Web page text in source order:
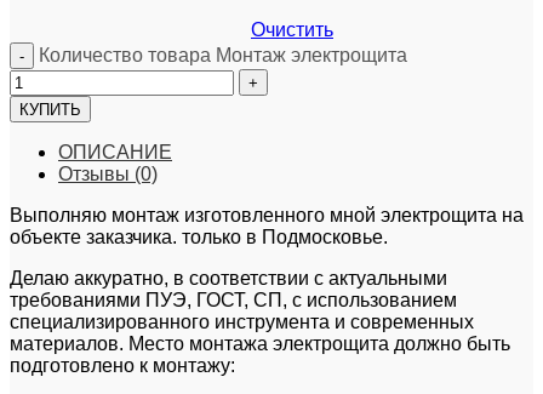
Очистить
Количество товара Монтаж электрощита
КУПИТЬ
ОПИСАНИЕ
Отзывы (0)
Выполняю монтаж изготовленного мной электрощита на
объекте заказчика. только в Подмосковье.
Делаю аккуратно, в соответствии с актуальными
требованиями ПУЭ, ГОСТ, СП, с использованием
специализированного инструмента и современных
материалов. Место монтажа электрощита должно быть
подготовлено к монтажу: